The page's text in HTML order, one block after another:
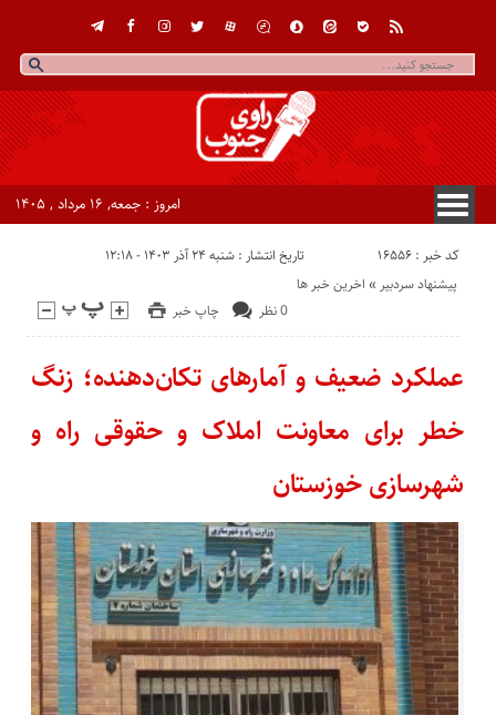
امروز : جمعه, ۱۶ مرداد , ۱۴۰۵
کد خبر : 16556 تاریخ انتشار : شنبه ۲۴ آذر ۱۴۰۳ - ۱۲:۱۸
چاپ خبر 0 نظر
اخرین خبر ها « پیشنهاد سردبیر
عملکرد ضعیف و آمارهای تکان‌دهنده؛ زنگ
خطر برای معاونت املاک و حقوقی راه و
شهرسازی خوزستان